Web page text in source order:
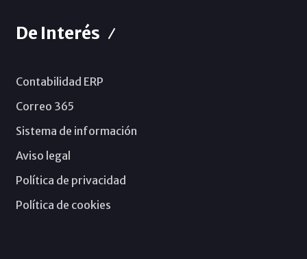
De Interés
Contabilidad ERP
Correo 365
Sistema de información
Aviso legal
Política de privacidad
Política de cookies